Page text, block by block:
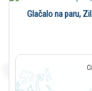
Glačalo na paru,